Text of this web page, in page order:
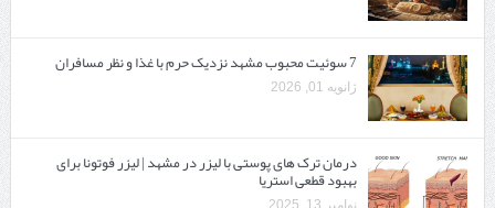
7 سوئیت محبوب مشهد نزدیک حرم با غذا و نظر مسافران
ژانویه 01, 2026
درمان ترک های پوستی با لیزر در مشهد | لیزر فوتونا برای
بهبود قطعی استریا
نوامبر 13, 2025